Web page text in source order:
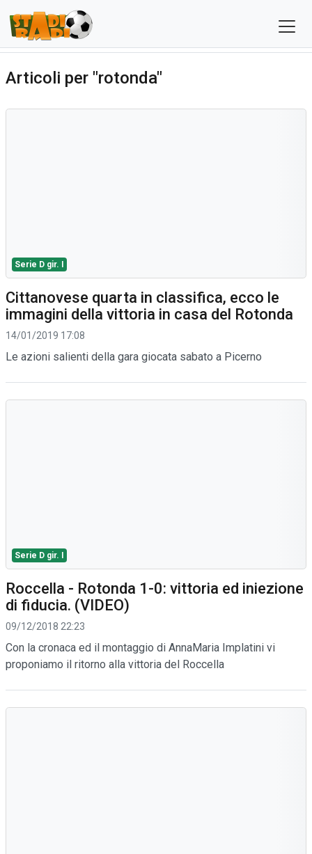
Articoli per "rotonda"
Serie D gir. I
Cittanovese quarta in classifica, ecco le
immagini della vittoria in casa del Rotonda
14/01/2019 17:08
Le azioni salienti della gara giocata sabato a Picerno
Serie D gir. I
Roccella - Rotonda 1-0: vittoria ed iniezione
di fiducia. (VIDEO)
09/12/2018 22:23
Con la cronaca ed il montaggio di AnnaMaria Implatini vi
proponiamo il ritorno alla vittoria del Roccella